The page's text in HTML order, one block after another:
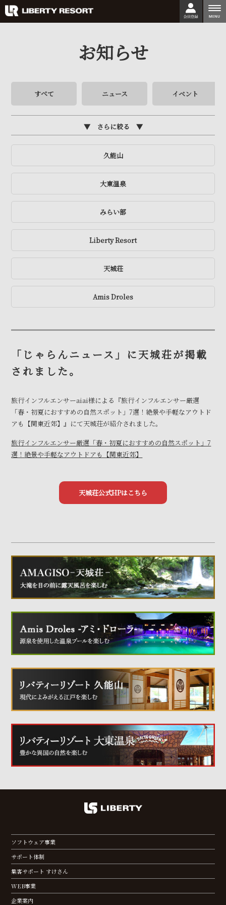
お知らせ
すべて ニュース イベント
さらに絞る
久能山
大東温泉
みらい部
Liberty Resort
天城荘
Amis Droles
「じゃらんニュース」に天城荘が掲載
されました。
旅行インフルエンサーaiai様による『旅行インフルエンサー厳選
「春・初夏におすすめの自然スポット」7選！絶景や手軽なアウトド
アも【関東近郊】』にて天城荘が紹介されました。
旅行インフルエンサー厳選「春・初夏におすすめの自然スポット」7
選！絶景や手軽なアウトドアも【関東近郊】
天城荘公式HPはこちら
ソフトウェア事業
サポート体制
集客サポート すけさん
WEB事業
企業案内